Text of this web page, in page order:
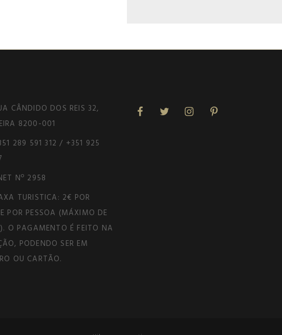
CÂNDIDO DOS REIS 32,
8200-001
289 591 312 / +351 925
Nº 2958
TURISTICA: 2€ POR
POR PESSOA (MÁXIMO DE
O PAGAMENTO É FEITO NA
PODENDO SER EM
OU CARTÃO.